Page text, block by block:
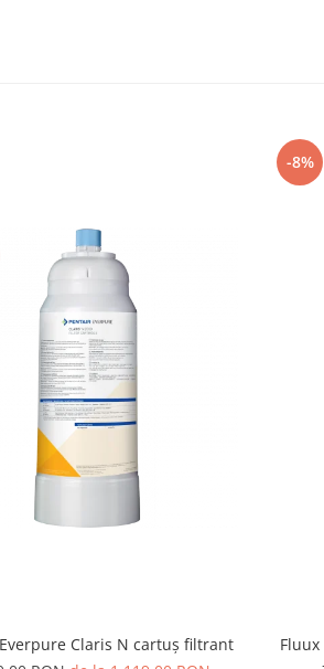
Claris N cartuș filtrant
-8%